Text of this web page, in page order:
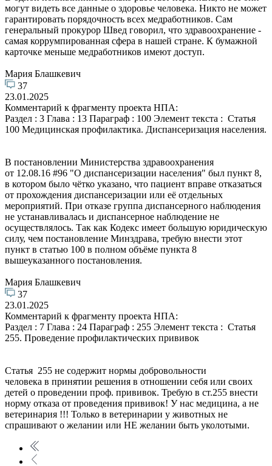
могут видеть все данные о здоровье человека. Никто не может
гарантировать порядочность всех медработников. Сам
генеральный прокурор Швед говорил, что здравоохранение -
самая коррумпированная сфера в нашей стране. К бумажной
карточке меньше медработников имеют доступ.
Мария Блашкевич
37
23.01.2025
Комментарий к фрагменту проекта НПА:
Раздел : 3 Глава : 13 Параграф : 100 Элемент текста : Статья
100 Медицинская профилактика. Диспансеризация населения.
В постановлении Министерства здравоохранения
от 12.08.16 #96 "О диспансеризации населения" был пункт 8,
в котором было чётко указано, что пациент вправе отказаться
от прохождения диспансеризации или её отдельных
мероприятий. При отказе группа диспансерного наблюдения
не устанавливалась и диспансерное наблюдение не
осуществлялось. Так как Кодекс имеет большую юридическую
силу, чем постановление Минздрава, требую внести этот
пункт в статью 100 в полном объёме пункта 8
вышеуказанного постановления.
Мария Блашкевич
37
23.01.2025
Комментарий к фрагменту проекта НПА:
Раздел : 7 Глава : 24 Параграф : 255 Элемент текста : Статья
255. Проведение профилактических прививок
Статья 255 не содержит нормы добровольности
человека в принятии решения в отношении себя или своих
детей о проведении проф. прививок. Требую в ст.255 внести
норму отказа от проведения прививок! У нас медицина, а не
ветеринария !!! Только в ветеринарии у животных не
спрашивают о желании или НЕ желании быть уколотыми.